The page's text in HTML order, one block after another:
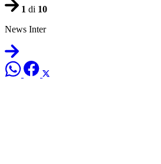
1 di 10
News Inter